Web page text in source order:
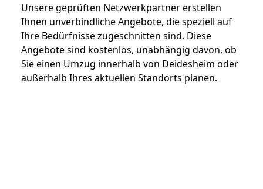
Unsere geprüften Netzwerkpartner erstellen
Ihnen unverbindliche Angebote, die speziell auf
Ihre Bedürfnisse zugeschnitten sind. Diese
Angebote sind kostenlos, unabhängig davon, ob
Sie einen Umzug innerhalb von Deidesheim oder
außerhalb Ihres aktuellen Standorts planen.